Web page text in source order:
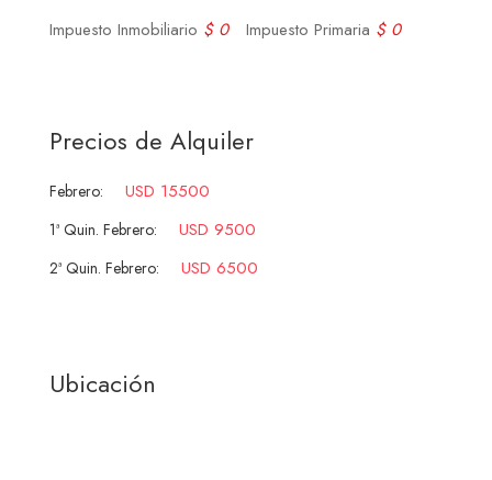
Impuesto Inmobiliario $ 0 Impuesto Primaria $ 0
Precios de Alquiler
Febrero: USD 15500
1ª Quin. Febrero: USD 9500
2ª Quin. Febrero: USD 6500
Ubicación